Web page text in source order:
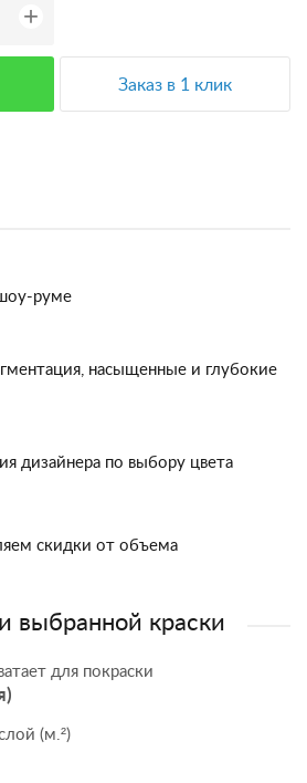
+
Заказ в 1 клик
руме
насыщенные и глубокие
дизайнера по выбору цвета
скидки от объема
выбранной краски
для покраски
(м.²)